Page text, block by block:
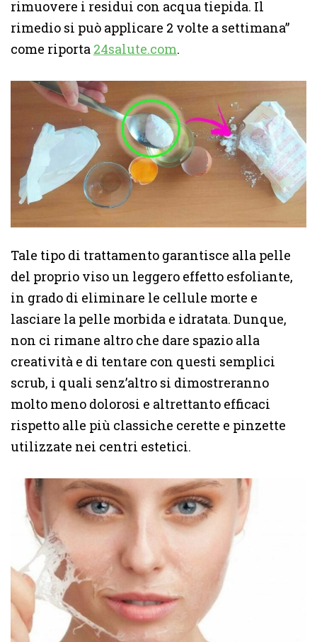
rimuovere i residui con acqua tiepida. Il
rimedio si può applicare 2 volte a settimana”
come riporta 24salute.com.
Tale tipo di trattamento garantisce alla pelle
del proprio viso un leggero effetto esfoliante,
in grado di eliminare le cellule morte e
lasciare la pelle morbida e idratata. Dunque,
non ci rimane altro che dare spazio alla
creatività e di tentare con questi semplici
scrub, i quali senz’altro si dimostreranno
molto meno dolorosi e altrettanto efficaci
rispetto alle più classiche cerette e pinzette
utilizzate nei centri estetici.